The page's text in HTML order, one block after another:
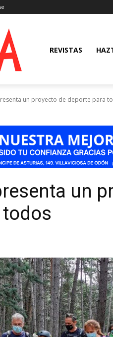
REVISTAS
un proyecto de deporte para
un